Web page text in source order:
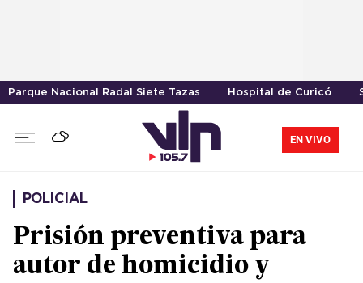
Parque Nacional Radal Siete Tazas Hospital de Curicó
EN VIVO
POLICIAL
Prisión preventiva para
autor de homicidio y